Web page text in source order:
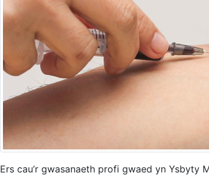
Ers cau’r gwasanaeth profi gwaed yn Ysbyty